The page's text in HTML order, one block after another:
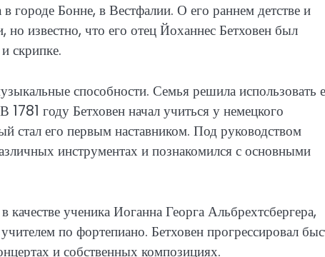
городе Бонне, в Вестфалии. О его раннем детстве и
известно, что его отец Йоханнес Бетховен был
скрипке.
способности. Семья решила использовать
1781 году Бетховен начал учиться у немецкого
стал его первым наставником. Под руководством
инструментах и познакомился с основными
ученика Иоганна Георга Альбрехтсбергера,
по фортепиано. Бетховен прогрессировал
и собственных композициях.